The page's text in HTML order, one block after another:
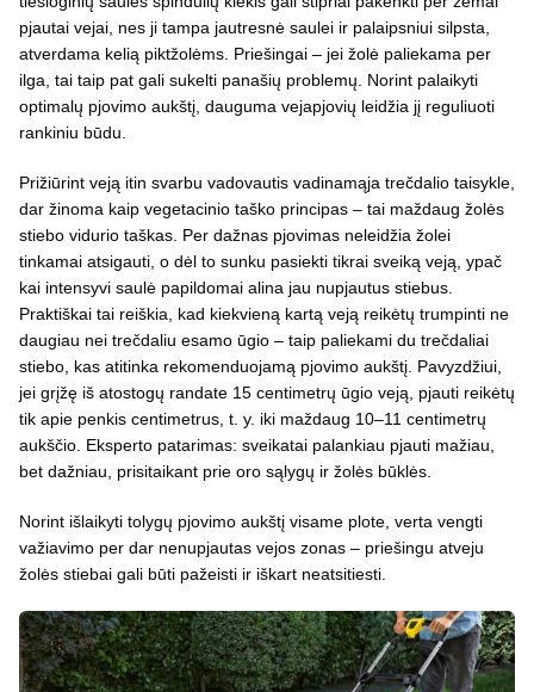
pjautai vejai, nes ji tampa jautresnė saulei ir palaipsniui silpsta,
atverdama kelią piktžolėms. Priešingai – jei žolė paliekama per
ilga, tai taip pat gali sukelti panašių problemų. Norint palaikyti
optimalų pjovimo aukštį, dauguma vejapjovių leidžia jį reguliuoti
rankiniu būdu.
Prižiūrint veją itin svarbu vadovautis vadinamąja trečdalio taisykle,
dar žinoma kaip vegetacinio taško principas – tai maždaug žolės
stiebo vidurio taškas. Per dažnas pjovimas neleidžia žolei
tinkamai atsigauti, o dėl to sunku pasiekti tikrai sveiką veją, ypač
kai intensyvi saulė papildomai alina jau nupjautus stiebus.
Praktiškai tai reiškia, kad kiekvieną kartą veją reikėtų trumpinti ne
daugiau nei trečdaliu esamo ūgio – taip paliekami du trečdaliai
stiebo, kas atitinka rekomenduojamą pjovimo aukštį. Pavyzdžiui,
jei grįžę iš atostogų randate 15 centimetrų ūgio veją, pjauti reikėtų
tik apie penkis centimetrus, t. y. iki maždaug 10–11 centimetrų
aukščio. Eksperto patarimas: sveikatai palankiau pjauti mažiau,
bet dažniau, prisitaikant prie oro sąlygų ir žolės būklės.
Norint išlaikyti tolygų pjovimo aukštį visame plote, verta vengti
važiavimo per dar nenupjautas vejos zonas – priešingu atveju
žolės stiebai gali būti pažeisti ir iškart neatsitiesti.